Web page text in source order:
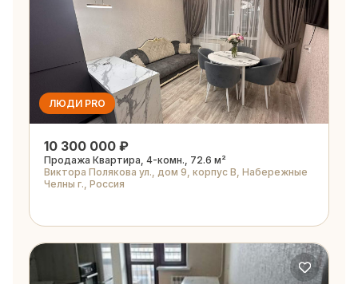
ЛЮДИ PRO
10 300 000 ₽
Продажа Квартира, 4-комн., 72.6 м²
Виктора Полякова ул., дом 9, корпус В, Набережные
Челны г., Россия